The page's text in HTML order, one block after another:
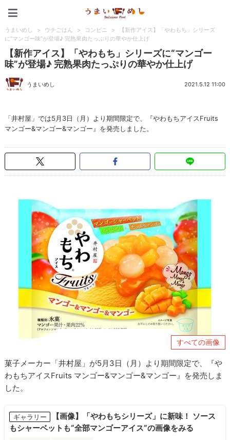
うまいめし > ウチごはん > コンビニ >
【新作アイス】「やわもち」シリーズ
に“マンゴー味”が登場♪ 完熟果肉たっぷりの華やか仕上げ
【新作アイス】「やわもち」シリーズに“マンゴー
味”が登場♪ 完熟果肉たっぷりの華やか仕上げ
うまいめし 2021.5.12 11:00
「井村屋」では5月3日（月）より期間限定で、『やわもちアイスFruits
マンゴー&マンゴー&マンゴー』を発売しました。
すべての画像
菓子メーカー 「井村屋 」が5月3日（月）より期間限定で、『や
わもちアイスFruits マンゴー&マンゴー&マンゴー』を発売しま
した。
ギャラリー
【画像】「やわもちシリーズ」に新味！ ソース
もシャーベットも“全部マンゴーアイス”の画像をみる